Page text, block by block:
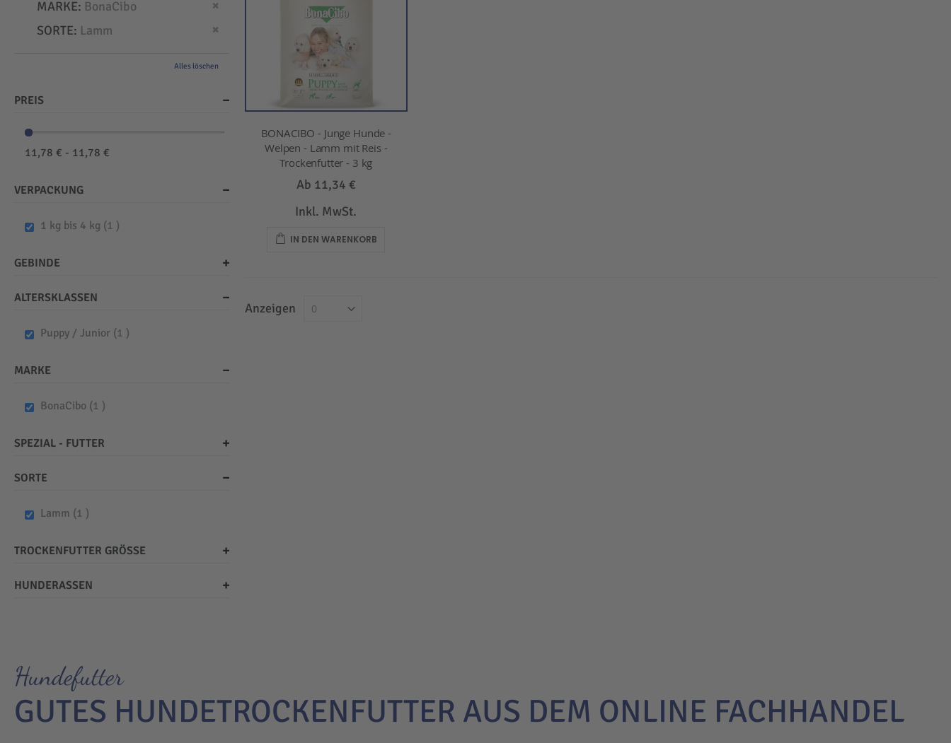
BONACIBO - Junge Hunde -
Welpen - Lamm mit Reis -
Trockenfutter - 3 kg
Ab 11,34 €
Inkl. MwSt.
IN DEN WARENKORB
Anzeigen
MARKE BonaCibo
SORTE Lamm
Alles löschen
PREIS
11,78 € - 11,78 €
VERPACKUNG
1 kg bis 4 kg 1 item
GEBINDE
ALTERSKLASSEN
Puppy / Junior 1 item
MARKE
BonaCibo 1 item
SPEZIAL - FUTTER
SORTE
Lamm 1 item
TROCKENFUTTER GRÖSSE
HUNDERASSEN
Hundefutter
GUTES HUNDETROCKENFUTTER AUS DEM ONLINE FACHHANDEL